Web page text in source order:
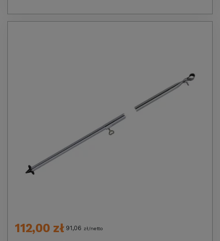
112,00 zł 91,06 zł/netto